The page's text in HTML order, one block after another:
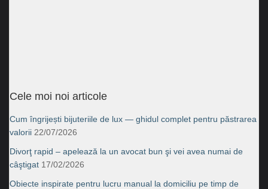
Cele moi noi articole
Cum îngrijești bijuteriile de lux — ghidul complet pentru păstrarea
valorii 22/07/2026
Divorţ rapid – apelează la un avocat bun şi vei avea numai de
câştigat 17/02/2026
Obiecte inspirate pentru lucru manual la domiciliu pe timp de